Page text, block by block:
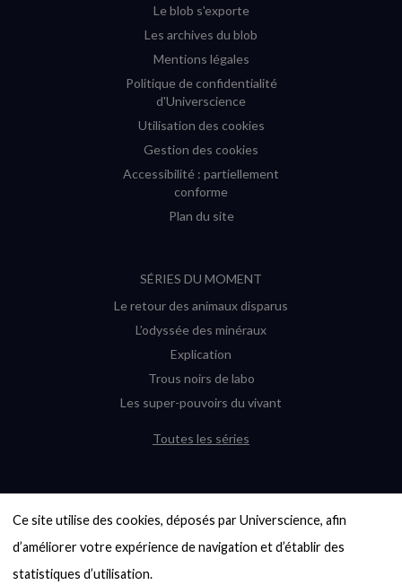
Ce site utilise des cookies, déposés par Universcience, afin
d’améliorer votre expérience de navigation et d’établir des
statistiques d’utilisation.
Le blob s'exporte
Les archives du blob
Mentions légales
Politique de confidentialité
d'Universcience
Utilisation des cookies
Gestion des cookies
Accessibilité : partiellement
conforme
Plan du site
SÉRIES DU MOMENT
Le retour des animaux disparus
L’odyssée des minéraux
Explication
Trous noirs de labo
Les super-pouvoirs du vivant
Toutes les séries
6000 exoplanètes, et pas de « Terre »
en vue ?
Quel avenir pour les cryptos ?